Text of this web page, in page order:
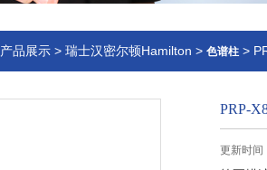
产品展示 > 瑞士汉密尔顿Hamilton > 色谱柱 >
PRP-
更新时